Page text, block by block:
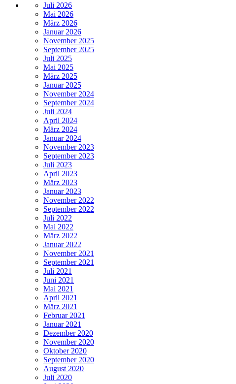
Juli 2026
Mai 2026
März 2026
Januar 2026
November 2025
September 2025
Juli 2025
Mai 2025
März 2025
Januar 2025
November 2024
September 2024
Juli 2024
April 2024
März 2024
Januar 2024
November 2023
September 2023
Juli 2023
April 2023
März 2023
Januar 2023
November 2022
September 2022
Juli 2022
Mai 2022
März 2022
Januar 2022
November 2021
September 2021
Juli 2021
Juni 2021
Mai 2021
April 2021
März 2021
Februar 2021
Januar 2021
Dezember 2020
November 2020
Oktober 2020
September 2020
August 2020
Juli 2020